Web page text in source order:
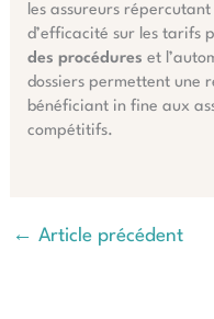
les assureurs
d’efficacité sur les tarifs
des procédures et
dossiers permettent une
bénéficiant in fine aux
compétitifs.
← Article précédent